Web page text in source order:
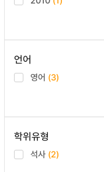
언어
영어 (3)
학위유형
석사 (2)